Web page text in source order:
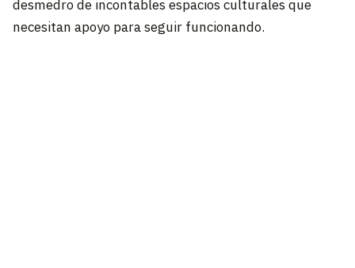
desmedro de incontables espacios culturales que
necesitan apoyo para seguir funcionando.